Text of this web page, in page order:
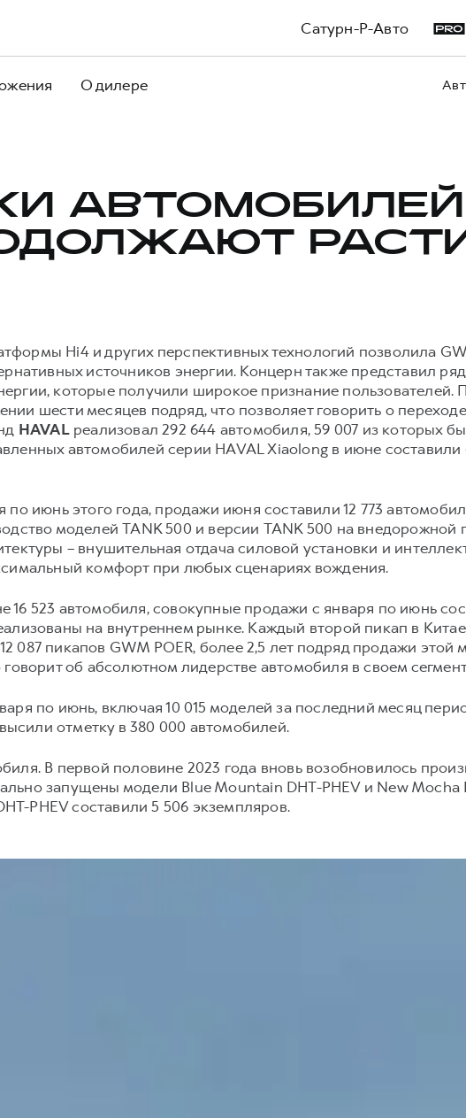
Сатурн-Р-Авто
О дилере
АВТОМОБИЛЕЙ
Hi4 и других перспективных технологий позволила
источников энергии. Концерн также представил ряд
которые получили широкое признание пользователей.
шести месяцев подряд, что позволяет говорить о
HAVALреализовал 292 644 автомобиля, 59 007 из которых
автомобилей серии HAVAL Xiaolong в июне составили
по июнь этого года, продажи июня составили 12 773
моделей TANK 500 и версии TANK 500 на внедорожной
– внушительная отдача силовой установки и
комфорт при любых сценариях вождения.
16 523 автомобиля, совокупные продажи с января по июнь
на внутреннем рынке. Каждый второй пикап в
087 пикапов GWM POER, более 2,5 лет подряд продажи этой
об абсолютном лидерстве автомобиля в своем
по июнь, включая 10 015 моделей за последний месяц
отметку в 380 000 автомобилей.
В первой половине 2023 года вновь возобновилось
запущены модели Blue Mountain DHT-PHEV и New Mocha
PHEV составили 5 506 экземпляров.